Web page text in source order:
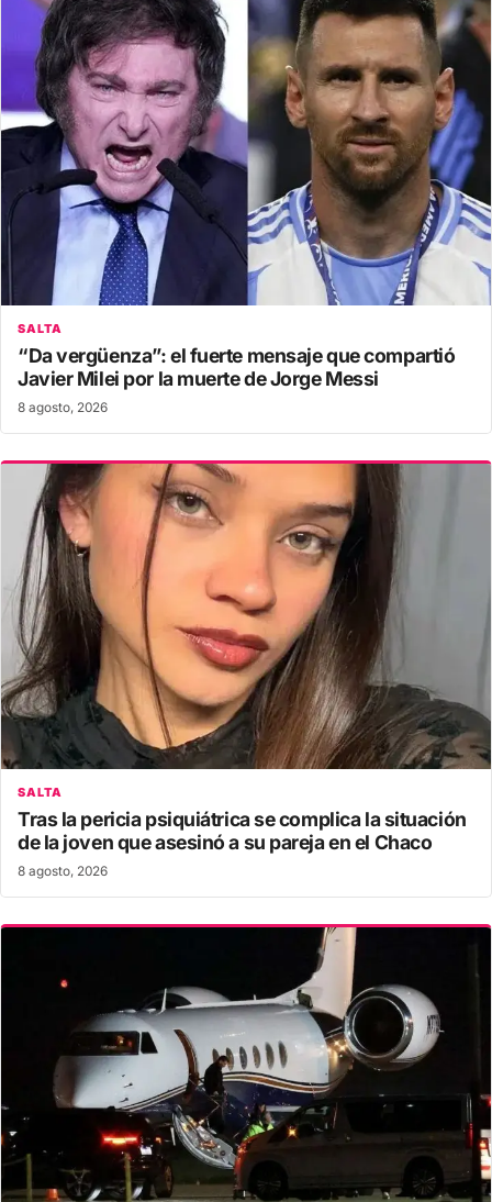
SALTA
“Da vergüenza”: el fuerte mensaje que compartió
Javier Milei por la muerte de Jorge Messi
8 agosto, 2026
SALTA
Tras la pericia psiquiátrica se complica la situación
de la joven que asesinó a su pareja en el Chaco
8 agosto, 2026